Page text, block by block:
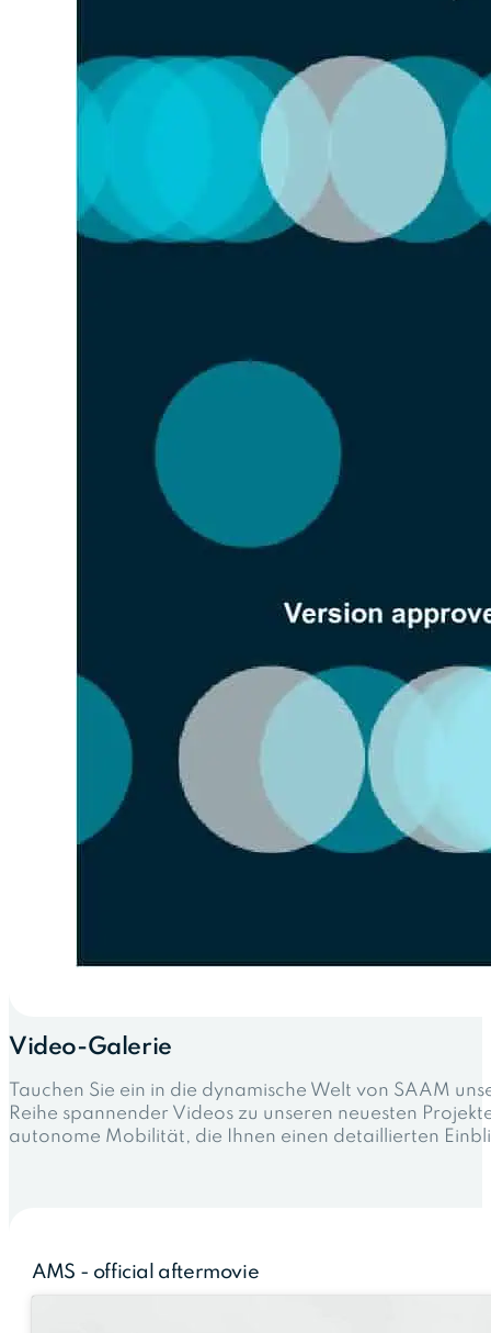
Video-Galerie
Tauchen Sie ein in die dynamische Welt von SAAM
Reihe spannender Videos zu unseren neuesten
autonome Mobilität, die Ihnen einen detaillierten
AMS - official aftermovie